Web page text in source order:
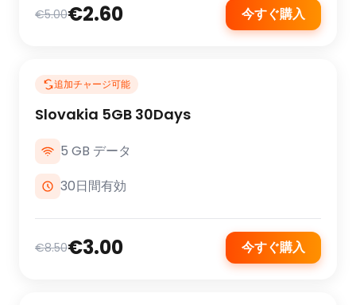
€5.00€2.60 今すぐ購入
追加チャージ可能
Slovakia 5GB 30Days
5 GB データ
30日間有効
€8.50€3.00 今すぐ購入